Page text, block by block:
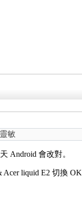
敏
Android 會改對。
liquid E2 切換 OK